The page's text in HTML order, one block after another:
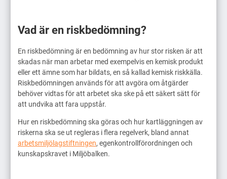
Vad är en riskbedömning?
En riskbedömning är en bedömning av hur stor risken är att
skadas när man arbetar med exempelvis en kemisk produkt
eller ett ämne som har bildats, en så kallad kemisk riskkälla.
Riskbedömningen används för att avgöra om åtgärder
behöver vidtas för att arbetet ska ske på ett säkert sätt för
att undvika att fara uppstår.
Hur en riskbedömning ska göras och hur kartläggningen av
riskerna ska se ut regleras i flera regelverk, bland annat
arbetsmiljölagstiftningen, egenkontrollförordningen och
kunskapskravet i Miljöbalken.